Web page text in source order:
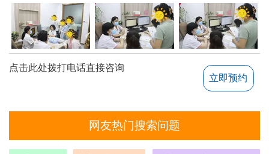
点击此处拨打电话直接咨询
立即预约
网友热门搜索问题